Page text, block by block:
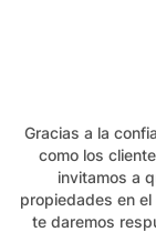
Gracias a la
como los
invitamos a
propiedades en
te daremos